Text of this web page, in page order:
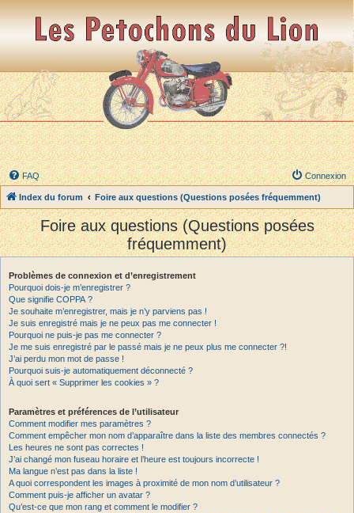
FAQ Connexion
Index du forum Foire aux questions (Questions posées fréquemment)
Foire aux questions (Questions posées
fréquemment)
Problèmes de connexion et d’enregistrement
Pourquoi dois-je m’enregistrer ?
Que signifie COPPA ?
Je souhaite m’enregistrer, mais je n’y parviens pas !
Je suis enregistré mais je ne peux pas me connecter !
Pourquoi ne puis-je pas me connecter ?
Je me suis enregistré par le passé mais je ne peux plus me connecter ?!
J’ai perdu mon mot de passe !
Pourquoi suis-je automatiquement déconnecté ?
À quoi sert « Supprimer les cookies » ?
Paramètres et préférences de l’utilisateur
Comment modifier mes paramètres ?
Comment empêcher mon nom d’apparaître dans la liste des membres connectés ?
Les heures ne sont pas correctes !
J’ai changé mon fuseau horaire et l’heure est toujours incorrecte !
Ma langue n’est pas dans la liste !
A quoi correspondent les images à proximité de mon nom d’utilisateur ?
Comment puis-je afficher un avatar ?
Qu’est-ce que mon rang et comment le modifier ?